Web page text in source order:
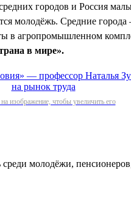
городов и Россия
молодёжь. Средние
в агропромышленном
в мире».
изображение, чтобы увеличить его
молодёжи,